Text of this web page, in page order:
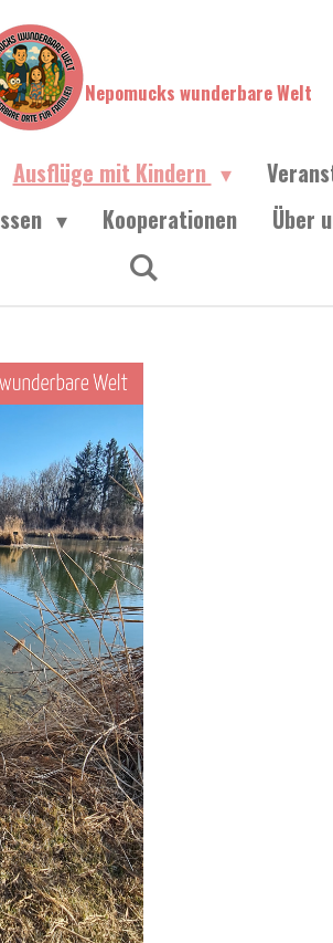
Nepomucks wunderbare Welt
Ausflüge mit Kindern
Kooperationen Über